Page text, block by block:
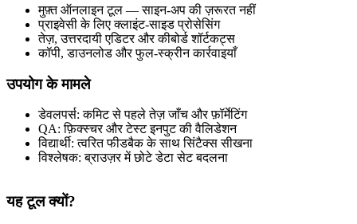
मुफ़्त ऑनलाइन टूल — साइन‑अप की ज़रूरत नहीं
प्राइवेसी के लिए क्लाइंट‑साइड प्रोसेसिंग
तेज़, उत्तरदायी एडिटर और कीबोर्ड शॉर्टकट्स
कॉपी, डाउनलोड और फुल‑स्क्रीन कार्रवाइयाँ
उपयोग के मामले
डेवलपर्स: कमिट से पहले तेज़ जाँच और फ़ॉर्मेटिंग
QA: फ़िक्स्चर और टेस्ट इनपुट की वैलिडेशन
विद्यार्थी: त्वरित फीडबैक के साथ सिंटैक्स सीखना
विश्लेषक: ब्राउज़र में छोटे डेटा सेट बदलना
यह टूल क्यों?